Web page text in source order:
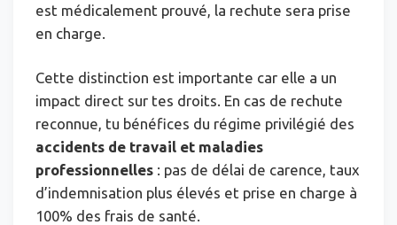
est médicalement prouvé, la rechute sera prise
en charge.
Cette distinction est importante car elle a un
impact direct sur tes droits. En cas de rechute
reconnue, tu bénéfices du régime privilégié des
accidents de travail et maladies
professionnelles : pas de délai de carence, taux
d’indemnisation plus élevés et prise en charge à
100% des frais de santé.